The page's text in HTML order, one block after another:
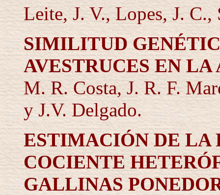
Leite, J. V., Lopes, J.
SIMILITUD
AVESTRUCES EN
M. R. Costa, J. R. F.
y J.V. Delgado.
ESTIMACIÓN DE LA
COCIENTE
GALLINAS